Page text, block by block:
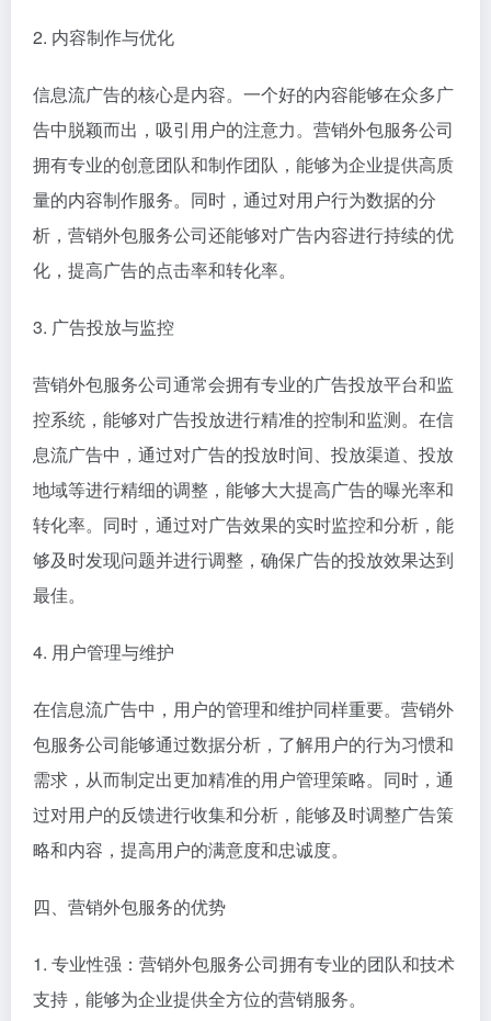
2. 内容制作与优化
信息流广告的核心是内容。一个好的内容能够在众多广
告中脱颖而出，吸引用户的注意力。营销外包服务公司
拥有专业的创意团队和制作团队，能够为企业提供高质
量的内容制作服务。同时，通过对用户行为数据的分
析，营销外包服务公司还能够对广告内容进行持续的优
化，提高广告的点击率和转化率。
3. 广告投放与监控
营销外包服务公司通常会拥有专业的广告投放平台和监
控系统，能够对广告投放进行精准的控制和监测。在信
息流广告中，通过对广告的投放时间、投放渠道、投放
地域等进行精细的调整，能够大大提高广告的曝光率和
转化率。同时，通过对广告效果的实时监控和分析，能
够及时发现问题并进行调整，确保广告的投放效果达到
最佳。
4. 用户管理与维护
在信息流广告中，用户的管理和维护同样重要。营销外
包服务公司能够通过数据分析，了解用户的行为习惯和
需求，从而制定出更加精准的用户管理策略。同时，通
过对用户的反馈进行收集和分析，能够及时调整广告策
略和内容，提高用户的满意度和忠诚度。
四、营销外包服务的优势
1. 专业性强：营销外包服务公司拥有专业的团队和技术
支持，能够为企业提供全方位的营销服务。